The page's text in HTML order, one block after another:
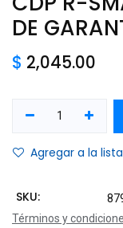
DE
$ 2,045.00
Agregar a la
SKU:
Términos y